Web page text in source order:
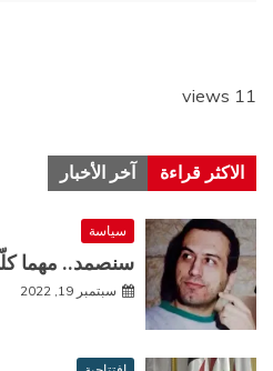
11 views
الاكثر قراءة آخر الأخبار
سياسة
سنصمد.. مهما
سبتمبر 19, 2022